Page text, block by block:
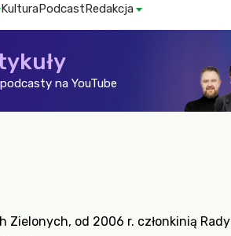
KulturaPodcastRedakcja
na YouTube
od 2006 r. członkinią Rady